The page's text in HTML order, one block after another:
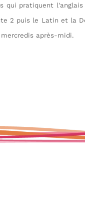
qui pratiquent
2 puis le Latin et la
après-midi.